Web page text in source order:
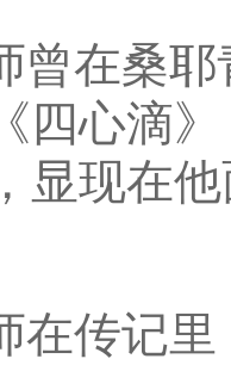
曾在桑
四心滴
显现在
在传记